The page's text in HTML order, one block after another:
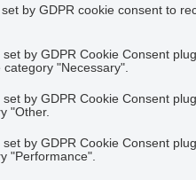
by GDPR cookie consent to
set by GDPR Cookie Consent
category "Necessary".
set by GDPR Cookie Consent
"Other.
set by GDPR Cookie Consent
"Performance".